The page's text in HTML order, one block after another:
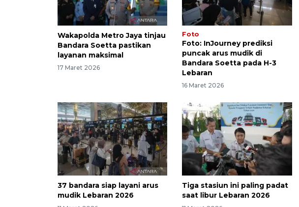
Wakapolda Metro Jaya tinjau
Bandara Soetta pastikan
layanan maksimal
17 Maret 2026
Foto
Foto: InJourney prediksi
puncak arus mudik di
Bandara Soetta pada H-3
Lebaran
16 Maret 2026
37 bandara siap layani arus
mudik Lebaran 2026
Tiga stasiun ini paling padat
saat libur Lebaran 2026